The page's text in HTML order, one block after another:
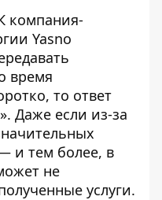
компания-
Yasno
время
то ответ
. Даже если из-за
и тем более, в
не
услуги.